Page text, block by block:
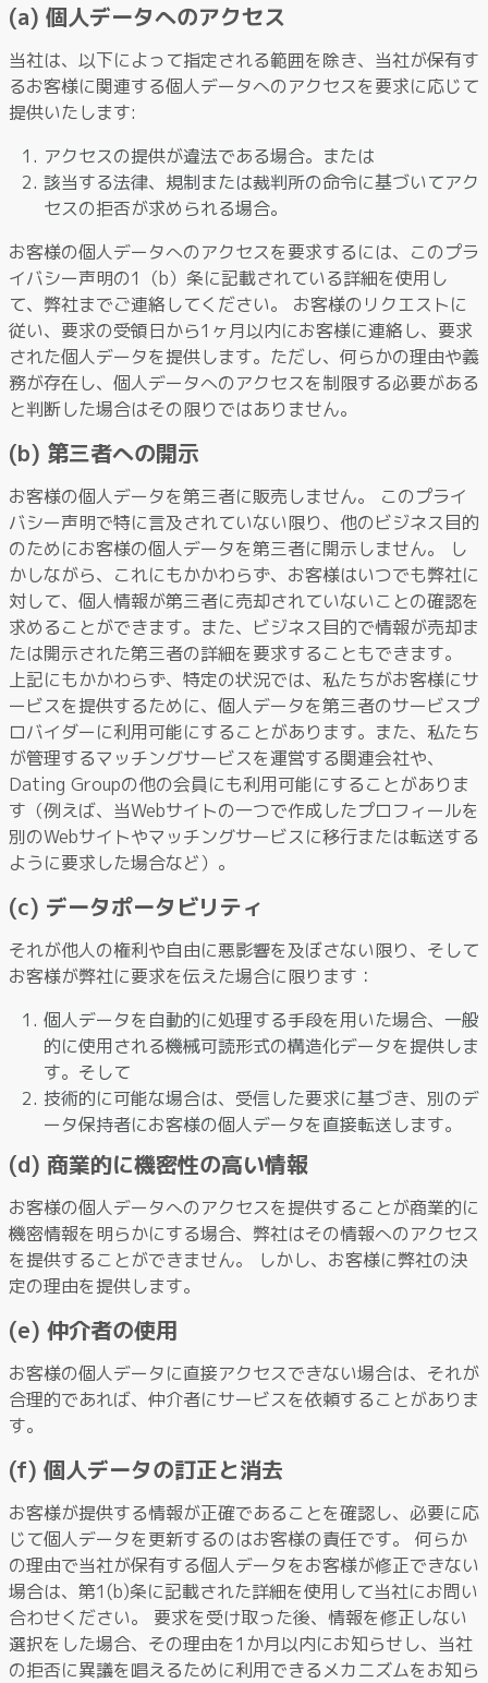
(a) 個人データへのアクセス
当社は、以下によって指定される範囲を除き、当社が保有す
るお客様に関連する個人データへのアクセスを要求に応じて
提供いたします:
アクセスの提供が違法である場合。または
該当する法律、規制または裁判所の命令に基づいてアク
セスの拒否が求められる場合。
お客様の個人データへのアクセスを要求するには、このプラ
イバシー声明の1（b）条に記載されている詳細を使用し
て、弊社までご連絡してください。 お客様のリクエストに
従い、要求の受領日から1ヶ月以内にお客様に連絡し、要求
された個人データを提供します。ただし、何らかの理由や義
務が存在し、個人データへのアクセスを制限する必要がある
と判断した場合はその限りではありません。
(b) 第三者への開示
お客様の個人データを第三者に販売しません。 このプライ
バシー声明で特に言及されていない限り、他のビジネス目的
のためにお客様の個人データを第三者に開示しません。 し
かしながら、これにもかかわらず、お客様はいつでも弊社に
対して、個人情報が第三者に売却されていないことの確認を
求めることができます。また、ビジネス目的で情報が売却ま
たは開示された第三者の詳細を要求することもできます。
上記にもかかわらず、特定の状況では、私たちがお客様にサ
ービスを提供するために、個人データを第三者のサービスプ
ロバイダーに利用可能にすることがあります。また、私たち
が管理するマッチングサービスを運営する関連会社や、
Dating Groupの他の会員にも利用可能にすることがありま
す（例えば、当Webサイトの一つで作成したプロフィールを
別のWebサイトやマッチングサービスに移行または転送する
ように要求した場合など）。
(c) データポータビリティ
それが他人の権利や自由に悪影響を及ぼさない限り、そして
お客様が弊社に要求を伝えた場合に限ります：
個人データを自動的に処理する手段を用いた場合、一般
的に使用される機械可読形式の構造化データを提供しま
す。そして
技術的に可能な場合は、受信した要求に基づき、別のデ
ータ保持者にお客様の個人データを直接転送します。
(d) 商業的に機密性の高い情報
お客様の個人データへのアクセスを提供することが商業的に
機密情報を明らかにする場合、弊社はその情報へのアクセス
を提供することができません。 しかし、お客様に弊社の決
定の理由を提供します。
(e) 仲介者の使用
お客様の個人データに直接アクセスできない場合は、それが
合理的であれば、仲介者にサービスを依頼することがありま
す。
(f) 個人データの訂正と消去
お客様が提供する情報が正確であることを確認し、必要に応
じて個人データを更新するのはお客様の責任です。 何らか
の理由で当社が保有する個人データをお客様が修正できない
場合は、第1(b)条に記載された詳細を使用して当社にお問い
合わせください。 要求を受け取った後、情報を修正しない
選択をした場合、その理由を1か月以内にお知らせし、当社
の拒否に異議を唱えるために利用できるメカニズムをお知ら